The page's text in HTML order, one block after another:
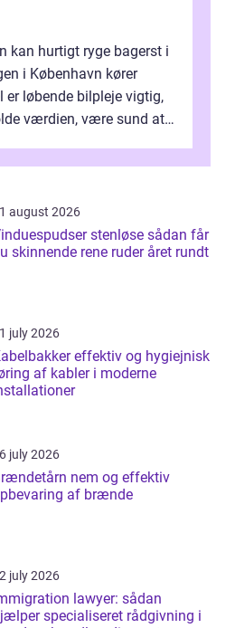
kan hurtigt ryge bagerst i
i København kører
er løbende bilpleje vigtig,
værdien, være sund at
august 2026
stenløse sådan får
skinnende rene ruder året rundt
july 2026
effektiv og hygiejnisk
af kabler i moderne
july 2026
nem og effektiv
af brænde
july 2026
lawyer: sådan
specialiseret rådgivning i